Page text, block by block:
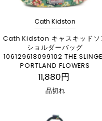
Cath Kidston
Cath Kidston キャスキッドソ
ショルダーバッグ
106129618099102 THE
PORTLAND FLOWERS
11,880円
品切れ